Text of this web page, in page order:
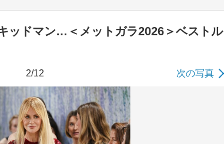
ッドマン…＜メットガラ2026＞ベストル
2/12 次の写真